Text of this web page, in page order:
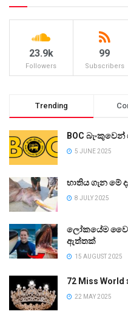
23.9k
Followers
99
Subscribers
Trending
BOC
5 JUNE 2025
භාතිය ගැන මේ
8 JULY 2025
ලෝකයේම
ඇත්තක්
15 AUGUST 2025
72 Miss
22 MAY 2025